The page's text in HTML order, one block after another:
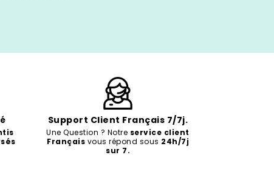
Support Client Français 7/7j.
Une Question ? Notre service client
Français vous répond sous 24h/7j
sur 7.